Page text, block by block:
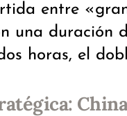
entre
una duración
horas, el